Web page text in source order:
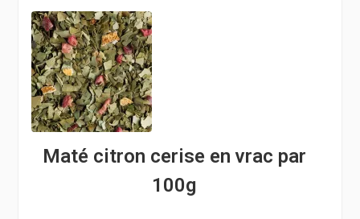
Maté citron cerise en vrac par
100g